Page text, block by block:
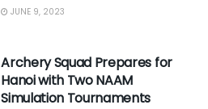
JUNE 9, 2023
Archery Squad Prepares for
Hanoi with Two NAAM
Simulation Tournaments